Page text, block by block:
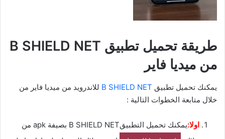
طريقة تحميل تطبيق B SHIELD NET
من ميديا فاير
يمكنك تحميل تطبيق B SHIELD NET للاندرويد من ميديا فاير من
خلال متابعة الخطوات التالية :
اولا:
يمكنك تحميل التطبيقB SHIELD NET بصيفة apk من